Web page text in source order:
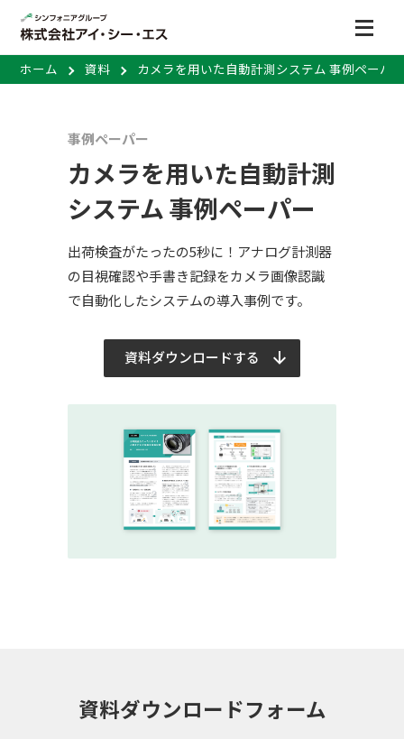
ホーム 資料 カメラを用いた自動計測システム 事例ペーパ
事例ペーパー
カメラを用いた自動計測
システム 事例ペーパー
出荷検査がたったの5秒に！アナログ計測器
の目視確認や手書き記録をカメラ画像認識
で自動化したシステムの導入事例です。
資料ダウンロードする
資料ダウンロードフォーム